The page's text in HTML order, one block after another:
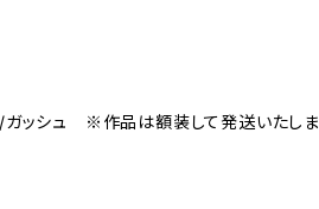
ッシュ ※作品は額装して発送いたしま